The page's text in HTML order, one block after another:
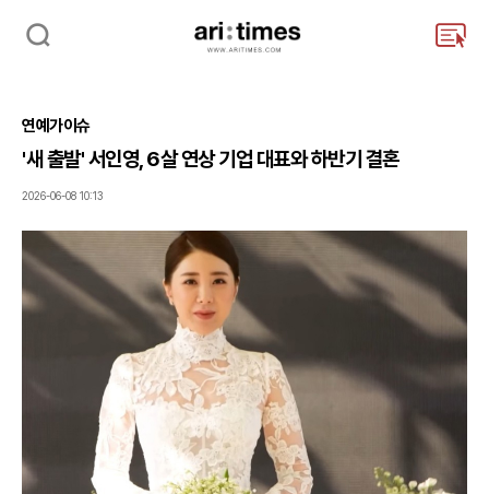
검
주
기
연예가이슈
'새 출발' 서인영, 6살 연상 기업 대표와 하반기 결혼
2026-06-08 10:13